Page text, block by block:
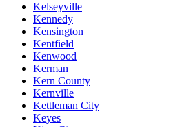
Kelseyville
Kennedy
Kensington
Kentfield
Kenwood
Kerman
Kern County
Kernville
Kettleman City
Keyes